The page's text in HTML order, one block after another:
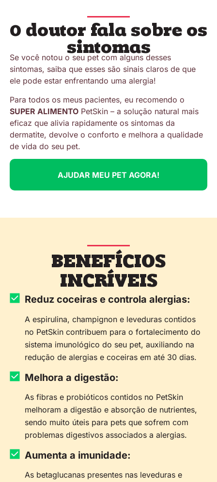
O doutor fala sobre os
sintomas
Se você notou o seu pet com alguns desses
sintomas, saiba que esses são sinais claros de que
ele pode estar enfrentando uma alergia!
Para todos os meus pacientes, eu recomendo o
SUPER ALIMENTO PetSkin – a solução natural mais
eficaz que alivia rapidamente os sintomas da
dermatite, devolve o conforto e melhora a qualidade
de vida do seu pet.
AJUDAR MEU PET AGORA!
BENEFÍCIOS
INCRÍVEIS
Reduz coceiras e controla alergias:
A espirulina, champignon e leveduras contidos
no PetSkin contribuem para o fortalecimento do
sistema imunológico do seu pet, auxiliando na
redução de alergias e coceiras em até 30 dias.
Melhora a digestão:
As fibras e probióticos contidos no PetSkin
melhoram a digestão e absorção de nutrientes,
sendo muito úteis para pets que sofrem com
problemas digestivos associados a alergias.
Aumenta a imunidade:
As betaglucanas presentes nas leveduras e